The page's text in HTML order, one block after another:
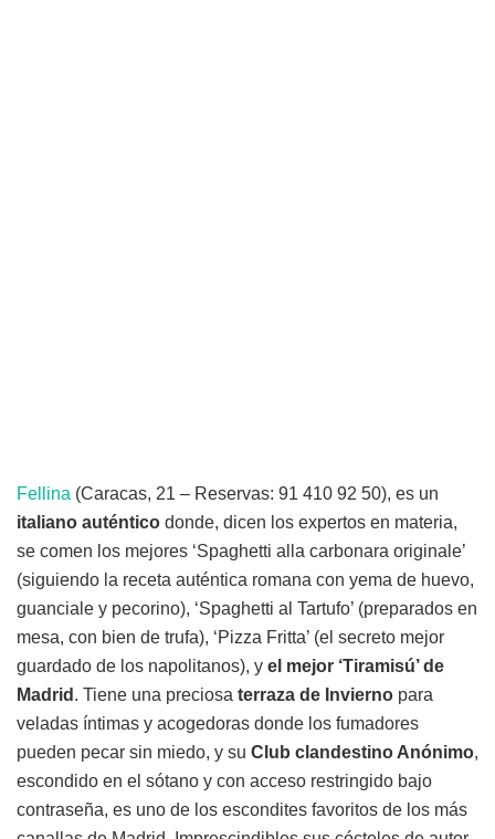
Fellina (Caracas, 21 – Reservas: 91 410 92 50), es un
italiano auténtico donde, dicen los expertos en materia,
se comen los mejores ‘Spaghetti alla carbonara originale’
(siguiendo la receta auténtica romana con yema de huevo,
guanciale y pecorino), ‘Spaghetti al Tartufo’ (preparados en
mesa, con bien de trufa), ‘Pizza Fritta’ (el secreto mejor
guardado de los napolitanos), y el mejor ‘Tiramisú’ de
Madrid . Tiene una preciosa terraza de Invierno para
veladas íntimas y acogedoras donde los fumadores
pueden pecar sin miedo, y su Club clandestino Anónimo,
escondido en el sótano y con acceso restringido bajo
contraseña, es uno de los escondites favoritos de los más